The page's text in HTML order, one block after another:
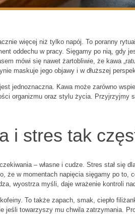
więcej niż tylko napój. To poranny
oddechu w pracy. Sięgamy po nią, gdy
mówi się nawet żartobliwie, że kawa
maskuje jego objawy i w dłuższej
jednoznaczna. Kawa może zarówno
organizmu oraz stylu życia. Przyjrzyjmy
i stres tak
– własne i cudze. Stres stał się
że w momentach napięcia sięgamy po to,
wyostrza myśli, daje wrażenie kontroli
To także zapach, smak, ciepło
jeśli towarzyszy mu chwila zatrzymania.